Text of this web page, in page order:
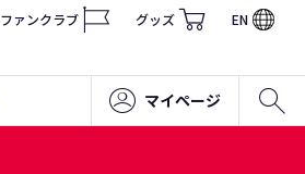
ファンクラブ グッズ EN
マイページ